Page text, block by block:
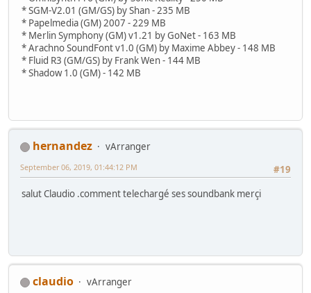
* SGM-V2.01 (GM/GS) by Shan - 235 MB
* Papelmedia (GM) 2007 - 229 MB
* Merlin Symphony (GM) v1.21 by GoNet - 163 MB
* Arachno SoundFont v1.0 (GM) by Maxime Abbey - 148 MB
* Fluid R3 (GM/GS) by Frank Wen - 144 MB
* Shadow 1.0 (GM) - 142 MB
hernandez
vArranger
#19
September 06, 2019, 01:44:12 PM
salut Claudio .comment telechargé ses soundbank merçi
claudio
vArranger